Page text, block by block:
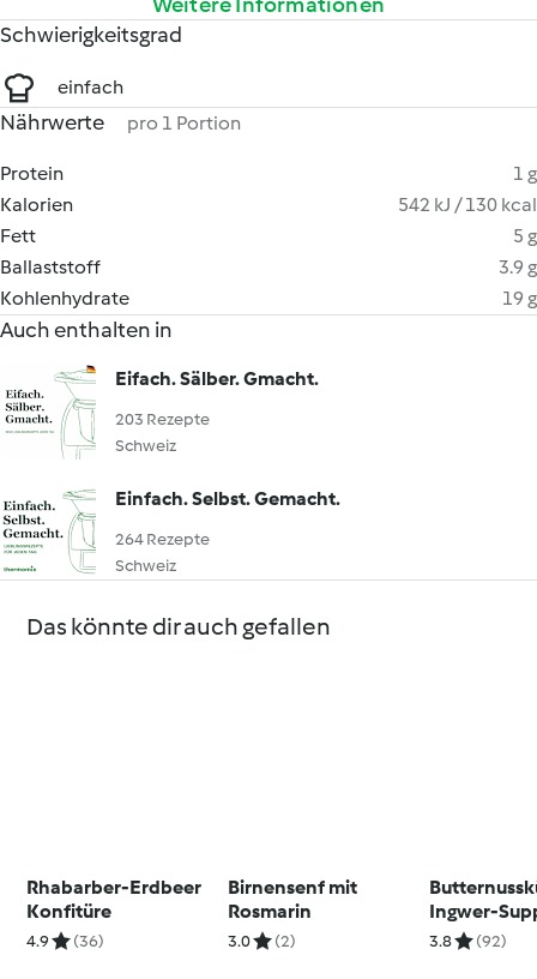
Schwierigkeitsgrad
einfach
Nährwerte pro 1 Portion
Protein
1 g
Kalorien
542 kJ / 130 kcal
Fett
5 g
Ballaststoff
3.9 g
Kohlenhydrate
19 g
Auch enthalten in
Eifach. Sälber. Gmacht.
203 Rezepte
Schweiz
Einfach. Selbst. Gemacht.
264 Rezepte
Schweiz
Das könnte dir auch gefallen
Rhabarber-Erdbeer
Konfitüre
4.9 (36)
Birnensenf mit
Rosmarin
3.0 (2)
Ingwer-
3.8 (92)